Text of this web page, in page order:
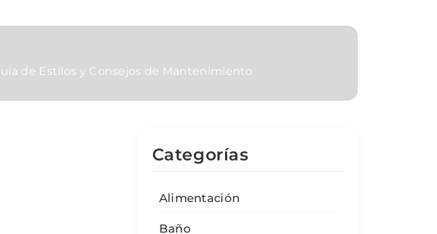
de Estilos y Consejos de Mantenimiento
Categorías
Alimentación
Baño